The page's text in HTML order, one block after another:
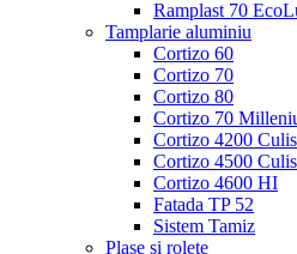
Ramplast 70
Tamplarie aluminiu
Cortizo 60
Cortizo 70
Cortizo 80
Cortizo 70
Cortizo 4200
Cortizo 4500
Cortizo 4600 HI
Fatada TP 52
Sistem Tamiz
Plase si rolete